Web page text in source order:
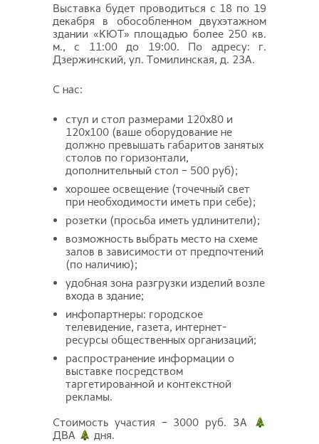
Выставка будет проводиться с 18 по 19
декабря в обособленном двухэтажном
здании «КЮТ» площадью более 250 кв.
м., с 11:00 до 19:00. По адресу: г.
Дзержинский, ул. Томилинская, д. 23А.
С нас:
стул и стол размерами 120х80 и
120х100 (ваше оборудование не
должно превышать габаритов занятых
столов по горизонтали,
дополнительный стол – 500 руб);
хорошее освещение (точечный свет
при необходимости иметь при себе);
розетки (просьба иметь удлинители);
возможность выбрать место на схеме
залов в зависимости от предпочтений
(по наличию);
удобная зона разгрузки изделий возле
входа в здание;
инфопартнеры: городское
телевидение, газета, интернет-
ресурсы общественных организаций;
распространение информации о
выставке посредством
таргетированной и контекстной
рекламы.
Стоимость участия – 3000 руб. ЗА
ДВА
дня.